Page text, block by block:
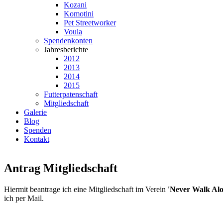
Kozani
Komotini
Pet Streetworker
Voula
Spendenkonten
Jahresberichte
2012
2013
2014
2015
Futterpatenschaft
Mitgliedschaft
Galerie
Blog
Spenden
Kontakt
Antrag Mitgliedschaft
Hiermit beantrage ich eine Mitgliedschaft im Verein 'Never Walk
ich per Mail.